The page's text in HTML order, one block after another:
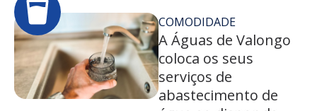
COMODIDADE
A Águas de Valongo
coloca os seus
serviços de
abastecimento de